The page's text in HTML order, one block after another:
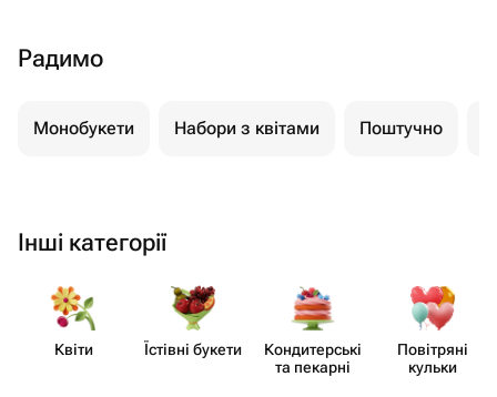
Радимо
Монобукети Набори з квітами Поштучно
Інші категорії
Квіти Їстівні букети
Кондит​ерські
та пекарні
Повітряні
кульки